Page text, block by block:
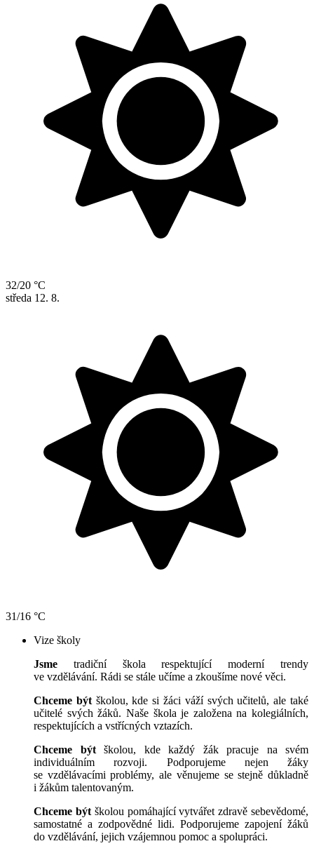
32/20 °C
středa 12. 8.
31/16 °C
Vize školy
Jsme tradiční škola respektující moderní trendy
ve vzdělávání. Rádi se stále učíme a zkoušíme nové věci.
Chceme býtškolou, kde si žáci váží svých učitelů, ale také
učitelé svých žáků. Naše škola je založena na kolegiálních,
respektujících a vstřícných vztazích.
Chceme býtškolou, kde každý žák pracuje na svém
individuálním rozvoji. Podporujeme nejen žáky
se vzdělávacími problémy, ale věnujeme se stejně důkladně
i žákům talentovaným.
Chceme býtškolou pomáhající vytvářet zdravě sebevědomé,
samostatné a zodpovědné lidi. Podporujeme zapojení žáků
do vzdělávání, jejich vzájemnou pomoc a spolupráci.